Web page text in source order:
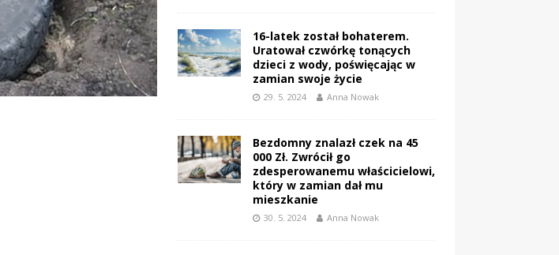
16-latek został bohaterem.
Uratował czwórkę tonących
dzieci z wody, poświęcając w
zamian swoje życie
29. 5. 2024 Anna Nowak
Bezdomny znalazł czek na 45
000 Zł. Zwrócił go
zdesperowanemu właścicielowi,
który w zamian dał mu
mieszkanie
30. 5. 2024 Anna Nowak